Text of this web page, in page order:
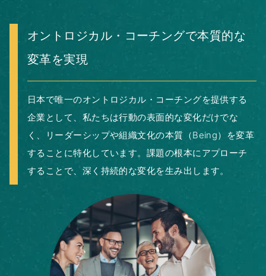
オントロジカル・コーチングで本質的な
変革を実現
日本で唯一のオントロジカル・コーチングを提供する
企業として、私たちは行動の表面的な変化だけでな
く、リーダーシップや組織文化の本質（Being）を変革
することに特化しています。課題の根本にアプローチ
することで、深く持続的な変化を生み出します。